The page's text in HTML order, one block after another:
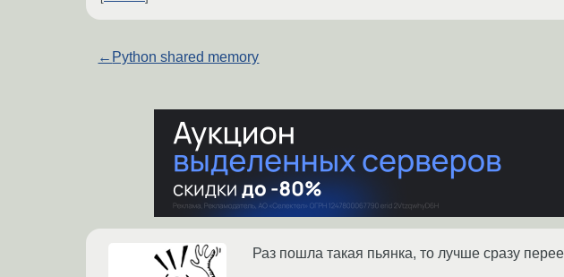
← Python shared memory
Раз пошла такая пьянка, то лучше сразу